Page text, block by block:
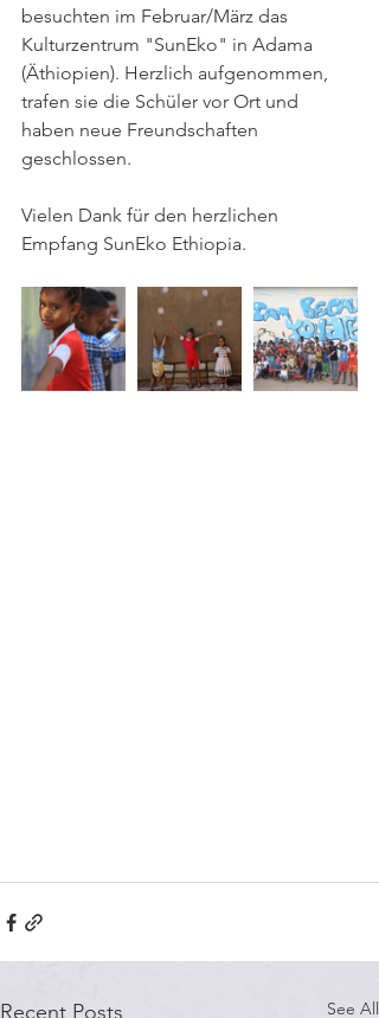
besuchten im Februar/März das
Kulturzentrum "SunEko" in Adama
(Äthiopien). Herzlich aufgenommen,
trafen sie die Schüler vor Ort und
haben neue Freundschaften
geschlossen.
Vielen Dank für den herzlichen
Empfang SunEko Ethiopia.
Recent Posts See All